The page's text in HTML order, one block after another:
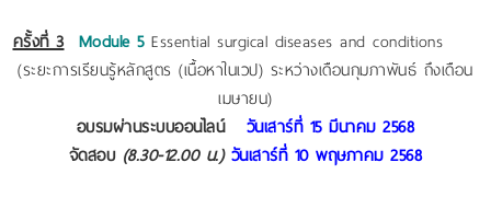
ครั้งที่ 3 Module 5Essential surgical diseases and conditions
(ระยะการเรียนรู้หลักสูตร (เนื้อหาในเวป) ระหว่างเดือนกุมภาพันธ์ ถึงเดือน
เมษายน)
อบรมผ่านระบบออนไลน์
วันเสาร์ที่ 15 มีนาคม 2568
จัดสอบ (8.30-12.00 น.) วันเสาร์ที่ 10 พฤษภาคม 2568